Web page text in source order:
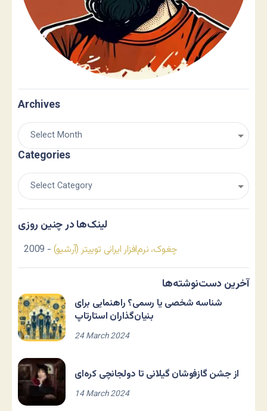
Archives
Categories
لینک‌ها در چنین روزی
چغوک، نرم‌افزار ایرانی توییتر (آرشیو) - 2009
آخرین دست‌نوشته‌ها
شناسه شخصی یا رسمی؟ راهنمایی برای
بنیان‌گذاران استارتاپ
24 March 2024
از جشن گازفوشان گیلانی تا دولجانچی کره‌ای
14 March 2024